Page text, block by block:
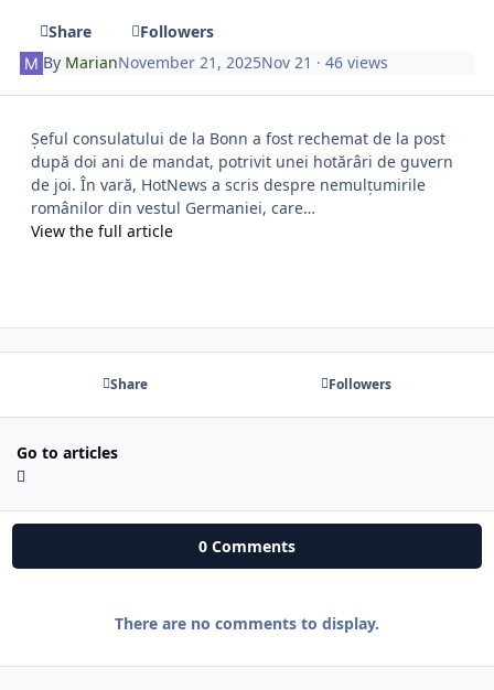
Share
Followers
By MarianNovember 21, 2025Nov 21 · 46 views
Șeful consulatului de la Bonn a fost rechemat de la post
după doi ani de mandat, potrivit unei hotărâri de guvern
de joi. În vară, HotNews a scris despre nemulțumirile
românilor din vestul Germaniei, care…
View the full article
Share Followers
Go to articles
0 Comments
There are no comments to display.